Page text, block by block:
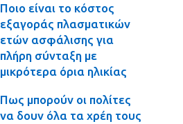
Ποιο είναι το κόστος
εξαγοράς πλασματικών
ετών ασφάλισης για
πλήρη σύνταξη με
μικρότερα όρια ηλικίας
Πως μπορούν οι πολίτες
να δουν όλα τα χρέη τους